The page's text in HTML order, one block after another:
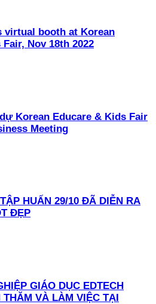
virtual booth at Korean
Nov 18th 2022
Korean Educare & Kids Fair
Meeting
HUẤN 29/10 ĐÃ DIỄN RA
ĐẸP
GIÁO DỤC EDTECH
VÀ LÀM VIỆC TẠI